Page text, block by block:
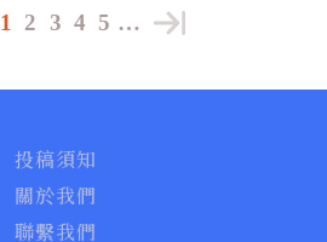
1 2 3 4 5 …
投稿須知
關於我們
聯繫我們